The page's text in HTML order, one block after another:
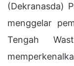
(Dekranasda)
menggelar
Tengah